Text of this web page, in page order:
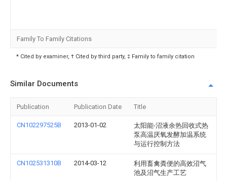
Family To Family Citations
* Cited by examiner, † Cited by third party, ‡ Family to family citation
Similar Documents
Publication Publication Date Title
CN102297525B 2013-01-02
太阳能-沼液余热回收式热
泵高温厌氧发酵加温系统
与运行控制方法
CN102531310B 2014-03-12
利用畜禽粪便的高效沼气
池及沼气生产工艺